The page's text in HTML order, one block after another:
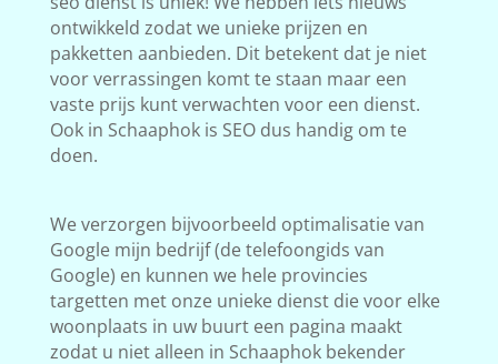
ontwikkeld zodat we unieke prijzen en
pakketten aanbieden. Dit betekent dat je niet
voor verrassingen komt te staan maar een
vaste prijs kunt verwachten voor een dienst.
Ook in Schaaphok is SEO dus handig om te
doen.
We verzorgen bijvoorbeeld optimalisatie van
Google mijn bedrijf (de telefoongids van
Google) en kunnen we hele provincies
targetten met onze unieke dienst die voor elke
woonplaats in uw buurt een pagina maakt
zodat u niet alleen in Schaaphok bekender